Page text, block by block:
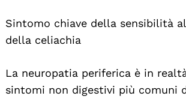
Sintomo chiave della sensibilità
della celiachia
La neuropatia periferica è in
sintomi non digestivi più comuni